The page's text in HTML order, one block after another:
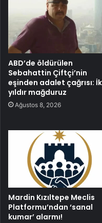
ABD’de öldürülen
Sebahattin Çiftçi’nin
eşinden adalet çağrısı:
yıldır mağduruz
Ağustos 8, 2026
Mardin Kızıltepe Meclis
Platformu’ndan ‘sanal
kumar’ alarmı!